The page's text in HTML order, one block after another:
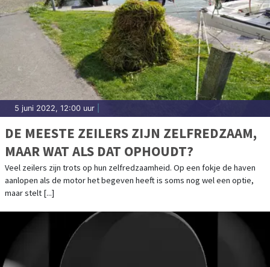
5 juni 2022, 12:00 uur
DE MEESTE ZEILERS ZIJN ZELFREDZAAM,
MAAR WAT ALS DAT OPHOUDT?
Veel zeilers zijn trots op hun zelfredzaamheid. Op een fokje de haven
aanlopen als de motor het begeven heeft is soms nog wel een optie,
maar stelt [...]